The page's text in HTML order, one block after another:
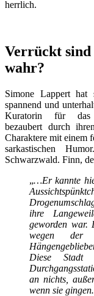
herrlich.
Verrückt
wahr?
Simone Lappert hat
spannend und
Kuratorin für
bezaubert durch
Charaktere mit einem
sarkastischen
Schwarzwald. Finn,
„…Er kannte
ihre
geworden war.
wegen der
Diese Stadt
an nichts,
wenn sie